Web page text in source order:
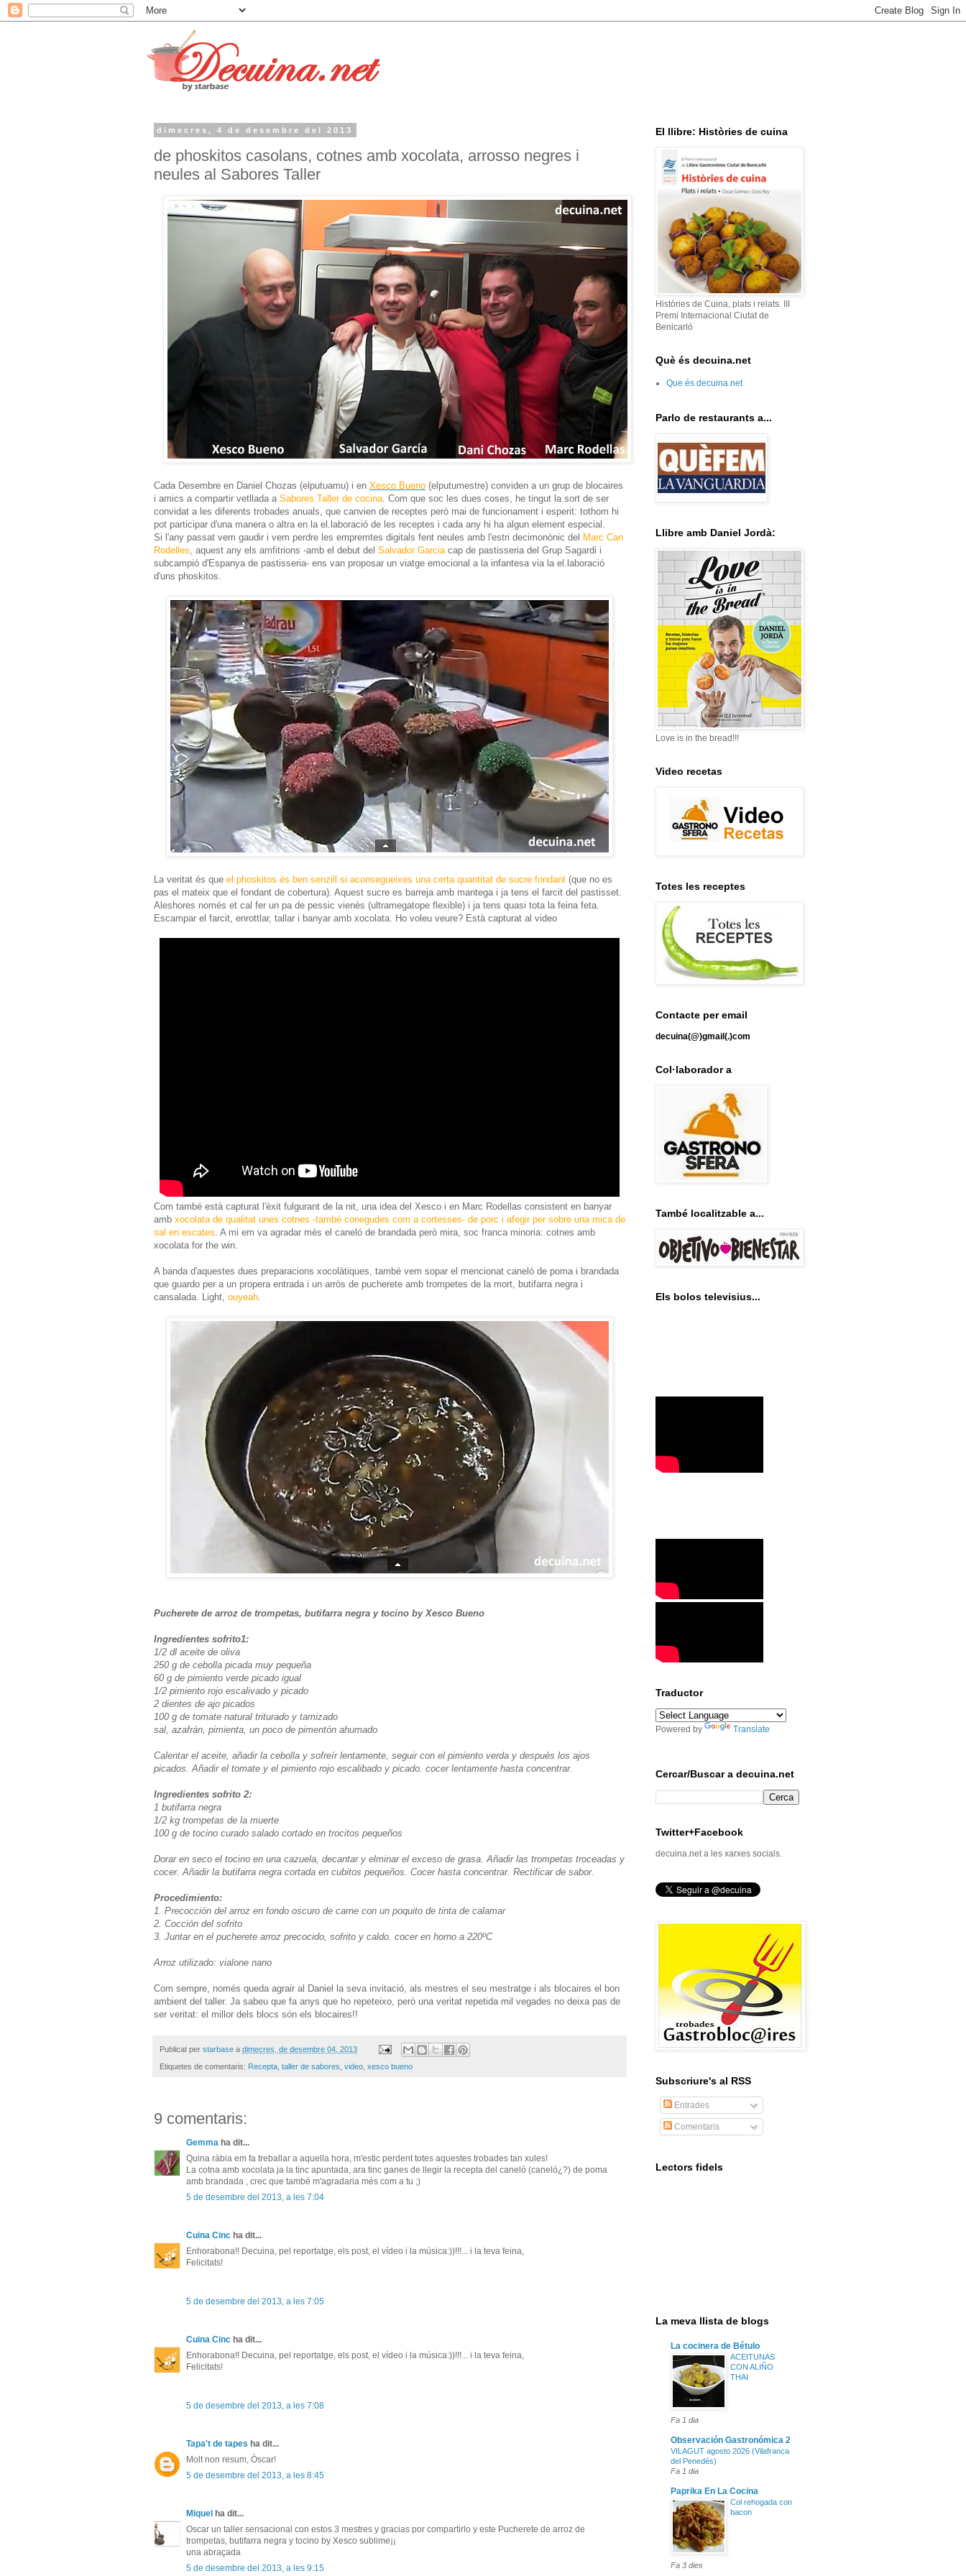
dimecres, 4 de desembre del 2013
de phoskitos casolans, cotnes amb xocolata, arrosso negres i
neules al Sabores Taller
Cada Desembre en Daniel Chozas (elputuamu) i en Xesco Bueno (elputumestre) conviden a un grup de blocaires
i amics a compartir vetllada a Sabores Taller de cocina . Com que soc les dues coses, he tingut la sort de ser
convidat a les diferents trobades anuals, que canvien de receptes però mai de funcionament i esperit: tothom hi
pot participar d'una manera o altra en la el.laboració de les receptes i cada any hi ha algun element especial.
Si l'any passat vem gaudir i vem perdre les empremtes digitals fent neules amb l'estri decimonònic del Marc Can
Rodelles , aquest any els amfitrions -amb el debut del Salvador Garcia cap de pastisseria del Grup Sagardi i
subcampió d'Espanya de pastisseria- ens van proposar un viatge emocional a la infantesa via la el.laboració
d'uns phoskitos.
La veritat és que el phoskitos és ben senzill si aconsegueixes una certa quantitat de sucre fondant (que no es
pas el mateix que el fondant de cobertura). Aquest sucre es barreja amb mantega i ja tens el farcit del pastisset.
Aleshores només et cal fer un pa de pessic vienès (ultramegatope flexible) i ja tens quasi tota la feina feta.
Escampar el farcit, enrottlar, tallar i banyar amb xocolata. Ho voleu veure? Està capturat al video
Com també està capturat l'èxit fulgurant de la nit, una idea del Xesco i en Marc Rodellas consistent en banyar
amb xocolata de qualitat unes cotnes -també conegudes com a cortesses- de porc i afegir per sobre una mica de
sal en escates . A mi em va agradar més el caneló de brandada però mira, soc franca minoria: cotnes amb
xocolata for the win.
A banda d'aquestes dues preparacions xocolàtiques, també vem sopar el mencionat caneló de poma i brandada
que guardo per a un propera entrada i un arròs de pucherete amb trompetes de la mort, butifarra negra i
cansalada. Light, ouyeah
Pucherete de arroz de trompetas, butifarra negra y tocino by Xesco Bueno
Ingredientes sofrito1:
1/2 dl aceite de oliva
250 g de cebolla picada muy pequeña
60 g de pimiento verde picado igual
1/2 pimiento rojo escalivado y picado
2 dientes de ajo picados
100 g de tomate natural triturado y tamizado
sal, azafrán, pimienta, un poco de pimentón ahumado
Calentar el aceite, añadir la cebolla y sofreír lentamente, seguir con el pimiento verda y después los ajos
picados. Añadir el tomate y el pimiento rojo escalibado y picado. cocer lentamente hasta concentrar.
Ingredientes sofrito 2:
1 butifarra negra
1/2 kg trompetas de la muerte
100 g de tocino curado salado cortado en trocitos pequeños
Dorar en seco el tocino en una cazuela, decantar y elminar el exceso de grasa. Añadir las trompetas troceadas y
cocer. Añadir la butifarra negra cortada en cubitos pequeños. Cocer hasta concentrar. Rectificar de sabor.
Procedimiento:
1. Precocción del arroz en fondo oscuro de carne con un poquito de tinta de calamar
2. Cocción del sofrito
3. Juntar en el pucherete arroz precocido, sofrito y caldo. cocer en horno a 220ºC
Arroz utilizado: vialone nano
Com sempre, només queda agrair al Daniel la seva invitació, als mestres el seu mestratge i als blocaires el bon
ambient del taller. Ja sabeu que fa anys que ho repeteixo, però una veritat repetida mil vegades no deixa pas de
ser veritat: el millor dels blocs són els blocaires!!
Publicat per starbase a dimecres, de desembre 04, 2013
Etiquetes de comentaris: Recepta taller de sabores video xesco bueno
9 comentaris:
Gemma ha dit...
Quina ràbia em fa treballar a aquella hora, m'estic perdent totes aquestes trobades tan xules!
La cotna amb xocolata ja la tinc apuntada, ara tinc ganes de llegir la recepta del caneló (caneló¿?) de poma
amb brandada , crec que també m'agradaria més com a tu ;)
5 de desembre del 2013, a les 7:04
Cuina Cinc ha dit...
Enhorabona!! Decuina, pel reportatge, els post, el vídeo i la música:))!!!... i la teva feina,
Felicitats!
5 de desembre del 2013, a les 7:05
Cuina Cinc ha dit...
Enhorabona!! Decuina, pel reportatge, els post, el vídeo i la música:))!!!... i la teva feina,
Felicitats!
5 de desembre del 2013, a les 7:08
Tapa't de tapes ha dit...
Molt non resum, Òscar!
5 de desembre del 2013, a les 8:45
Miquel ha dit...
Oscar un taller sensacional con estos 3 mestres y gracias por compartirlo y este Pucherete de arroz de
trompetas, butifarra negra y tocino by Xesco sublime¡¡
una abraçada
5 de desembre del 2013, a les 9:15
El llibre: Històries de cuina
Històries de Cuina, plats i relats. III
Premi Internacional Ciutat de
Benicarló
Què és decuina.net
Que és decuina.net
Parlo de restaurants a...
Llibre amb Daniel Jordà:
Love is in the bread!!!
Video recetas
Totes les receptes
Contacte per email
decuina(@)gmail(.)com
Col·laborador a
També localitzable a...
Els bolos televisius...
Traductor
Powered by Translate
Cercar/Buscar a decuina.net
Twitter+Facebook
decuina.net a les xarxes socials.
Subscriure's al RSS
Entrades
Comentaris
Lectors fidels
La meva llista de blogs
La cocinera de Bétulo
ACEITUNAS
CON ALIÑO
THAI
Fa 1 dia
Observación Gastronómica 2
VILAGUT agosto 2026 (Vilafranca
del Penedés)
Fa 1 dia
Paprika En La Cocina
Col rehogada con
bacon
Fa 3 dies